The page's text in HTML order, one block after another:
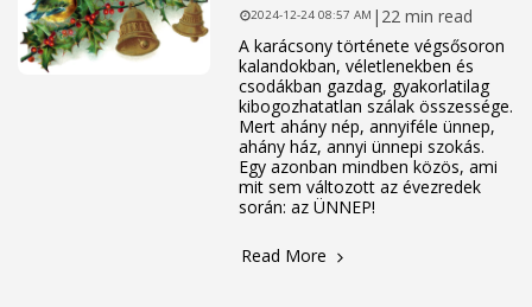
2024-12-24 08:57 AM | 22 min read
A karácsony története végsősoron
kalandokban, véletlenekben és
csodákban gazdag, gyakorlatilag
kibogozhatatlan szálak összessége.
Mert ahány nép, annyiféle ünnep,
ahány ház, annyi ünnepi szokás.
Egy azonban mindben közös, ami
mit sem változott az évezredek
során: az ÜNNEP!
Read More